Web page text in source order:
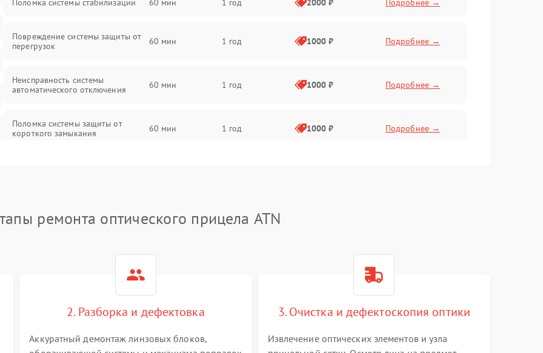
Поломка системы стабилизации 60 мин 1 год 2000 ₽ Подробнее →
Повреждение системы защиты от
перегрузок
60 мин 1 год 1000 ₽ Подробнее →
Неисправность системы
автоматического отключения
60 мин 1 год 1000 ₽ Подробнее →
Поломка системы защиты от
короткого замыкания
60 мин 1 год 1000 ₽ Подробнее →
перенапряжения
60 мин 1 год
Неисправность системы защиты от
Неисправность системы защиты от
Поломка системы защиты от
Подробнее →
ремонта оптического прицела ATN
2. Разборка и дефектовка
Аккуратный демонтаж линзовых блоков,
3. Очистка и дефектоскопия оптики
Извлечение оптических элементов и узла